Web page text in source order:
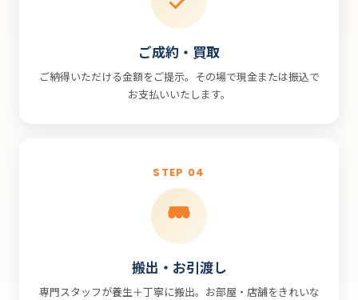
ご成約・買取
ご納得いただける金額をご提示。その場で現金または振込で
お支払いいたします。
STEP 04
搬出・お引渡し
専門スタッフが養生＋丁寧に搬出。お部屋・店舗をきれいな